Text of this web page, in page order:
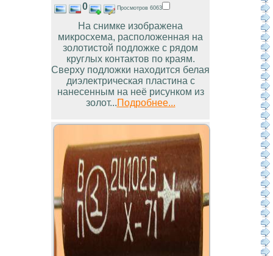
0 Просмотров 6063
На снимке изображена
микросхема, расположенная на
золотистой подложке с рядом
круглых контактов по краям.
Сверху подложки находится белая
диэлектрическая пластина с
нанесенным на неё рисунком из
золот...Подробнее...